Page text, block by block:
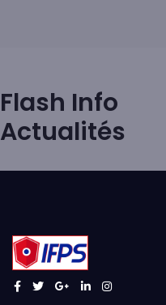
Flash Info
Actualités